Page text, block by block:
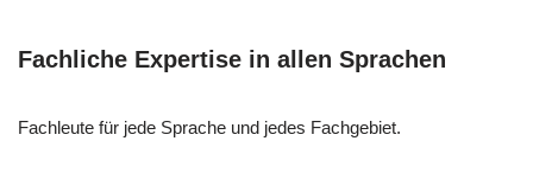
Fachliche Expertise in allen Sprachen
Fachleute für jede Sprache und jedes Fachgebiet.